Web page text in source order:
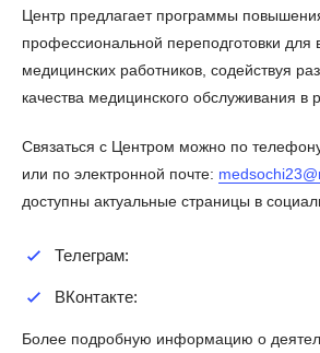
Центр предлагает программы
профессиональной переподготовки для
медицинских работников, содействуя
качества медицинского обслуживания в
Связаться с Центром можно по
или по электронной почте:
доступны актуальные страницы в
Телеграм:
ВКонтакте:
Более подробную информацию о